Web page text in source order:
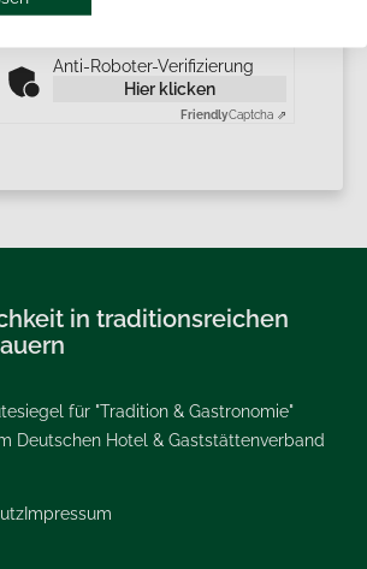
Anti-Roboter-Verifizierung
Hier klicken
FriendlyCaptcha ⇗
in traditionsreichen
für "Tradition & Gastronomie"
Deutschen Hotel & Gaststättenverband
Impressum